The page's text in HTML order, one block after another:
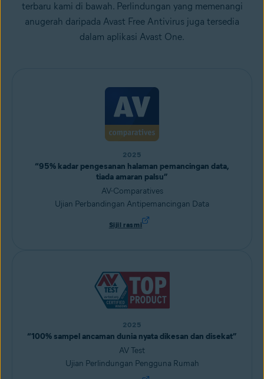
terbaru kami di bawah. Perlindungan yang memenangi
anugerah daripada Avast Free Antivirus juga tersedia
dalam aplikasi Avast One.
2025
“95% kadar pengesanan halaman pemancingan data,
tiada amaran palsu”
AV-Comparatives
Ujian Perbandingan Antipemancingan Data
Sijil rasmi
2025
“100% sampel ancaman dunia nyata dikesan dan disekat”
AV Test
Ujian Perlindungan Pengguna Rumah